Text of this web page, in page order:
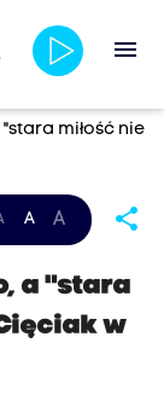
menu
miłość nie
A A share
a "stara
w